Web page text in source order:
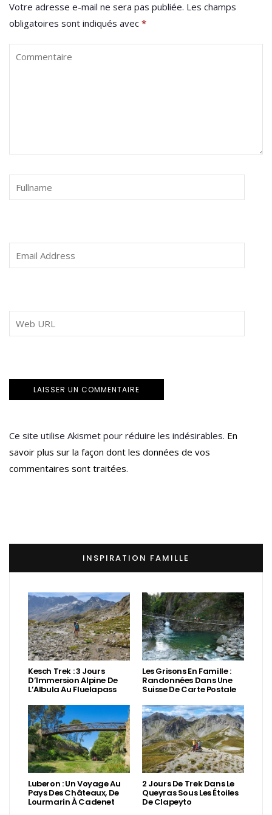
Votre adresse e-mail ne sera pas publiée. Les champs
obligatoires sont indiqués avec *
Ce site utilise Akismet pour réduire les indésirables. En
savoir plus sur la façon dont les données de vos
commentaires sont traitées.
INSPIRATION FAMILLE
Kesch Trek : 3 Jours
D’Immersion Alpine De
L’Albula Au Fluelapass
Les Grisons En Famille :
Randonnées Dans Une
Suisse De Carte Postale
Luberon : Un Voyage Au
Pays Des Châteaux, De
Lourmarin À Cadenet
2 Jours De Trek Dans Le
Queyras Sous Les Étoiles
De Clapeyto